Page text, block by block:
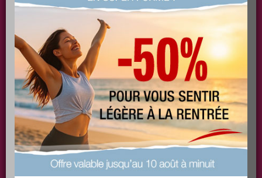
Les meilleures solutions pour maigrir et être bien
dans sa peau
PLUS
EFFICACE
PLUS
SANTÉ
PLUS
COACHING